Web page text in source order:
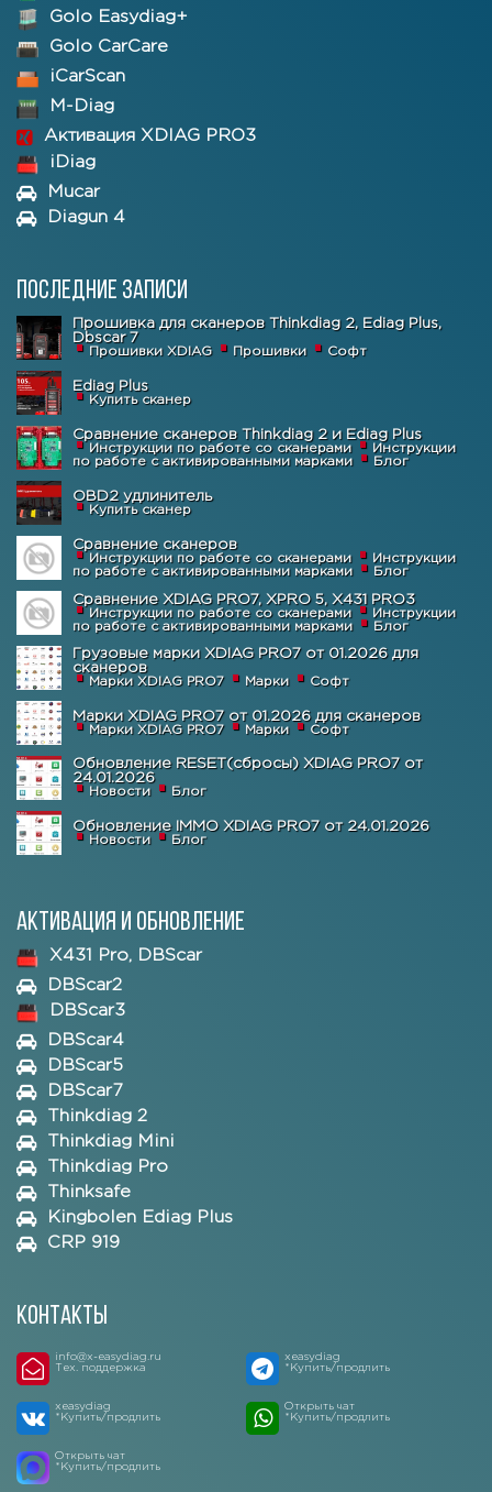
Golo Easydiag+
Golo CarCare
iCarScan
M-Diag
Активация XDIAG PRO3
iDiag
Mucar
Diagun 4
Последние записи
Прошивка для сканеров Thinkdiag 2, Ediag Plus,
Dbscar 7
Прошивки XDIAG Прошивки Софт
Ediag Plus
Купить сканер
Сравнение сканеров Thinkdiag 2 и Ediag Plus
Инструкции по работе со сканерами
Инструкции
по работе с активированными марками
Блог
OBD2 удлинитель
Купить сканер
Сравнение сканеров
Инструкции по работе со сканерами
Инструкции
по работе с активированными марками
Блог
Сравнение XDIAG PRO7, XPRO 5, X431 PRO3
Инструкции по работе со сканерами
Инструкции
по работе с активированными марками
Блог
Грузовые марки XDIAG PRO7 от 01.2026 для
сканеров
Марки XDIAG PRO7 Марки Софт
Марки XDIAG PRO7 от 01.2026 для сканеров
Марки XDIAG PRO7 Марки Софт
Обновление RESET(сбросы) XDIAG PRO7 от
24.01.2026
Новости Блог
Обновление IMMO XDIAG PRO7 от 24.01.2026
Новости Блог
Активация и обновление
X431 Pro, DBScar
DBScar2
DBScar3
DBScar4
DBScar5
DBScar7
Thinkdiag 2
Thinkdiag Mini
Thinkdiag Pro
Thinksafe
Kingbolen Ediag Plus
CRP 919
Контакты
info@x-easydiag.ru
Тех. поддержка
xeasydiag
*Купить/продлить
xeasydiag
*Купить/продлить
Открыть чат
*Купить/продлить
Открыть чат
*Купить/продлить